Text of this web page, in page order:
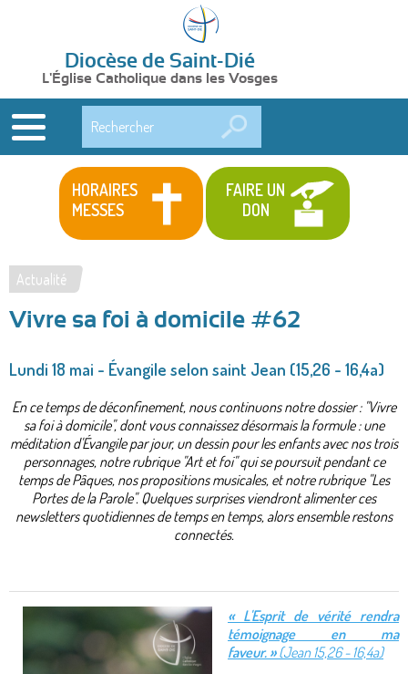
Diocèse de Saint-Dié
L'Église Catholique dans les Vosges
HORAIRES
MESSES
FAIRE UN
DON
Vous
êtes
ici
Actualité
Vivre sa foi à domicile #62
Lundi 18 mai - Évangile selon saint Jean (15,26 - 16,4a)
En ce temps de déconfinement, nous continuons notre dossier : "Vivre
sa foi à domicile", dont vous connaissez désormais la formule : une
méditation d'Évangile par jour, un dessin pour les enfants avec nos trois
personnages, notre rubrique "Art et foi" qui se poursuit pendant ce
temps de Pâques, nos propositions musicales, et notre rubrique "Les
Portes de la Parole". Quelques surprises viendront alimenter ces
newsletters quotidiennes de temps en temps, alors ensemble restons
connectés.
« L'Esprit de vérité rendra
témoignage en ma
faveur. »(Jean 15,26 - 16,4a)